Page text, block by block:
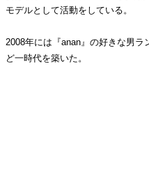
モデルとして活動をしている。
2008年には『anan』の好きな男
ど一時代を築いた。